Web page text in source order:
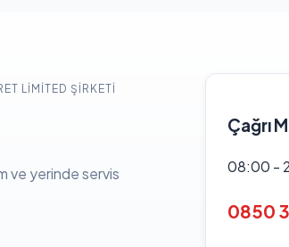
LIMITED ŞIRKETI
ve yerinde servis
Çağrı
08:00 -
0850